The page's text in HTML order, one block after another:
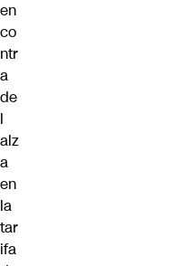
en
co
ntr
a
de
l
alz
a
en
la
tar
ifa